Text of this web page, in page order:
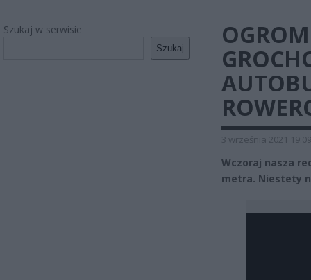
Szukaj w serwisie
Szukaj
3 września 2021 19:09
Wczoraj nasza
metra. Niestety